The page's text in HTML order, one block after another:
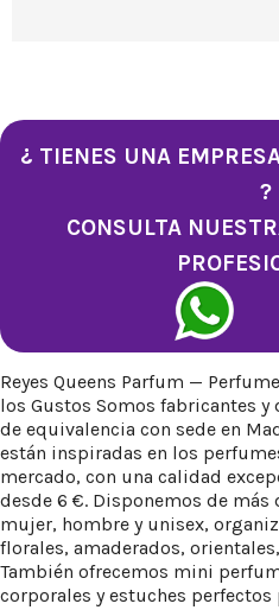
¿ TIENES UNA
?
CONSULTA
Reyes Queens Parfum —
los Gustos Somos fabricantes
de equivalencia con sede en
están inspiradas en los
mercado, con una calidad
desde 6 €. Disponemos de más
mujer, hombre y unisex,
florales, amaderados,
También ofrecemos mini
corporales y estuches perfectos